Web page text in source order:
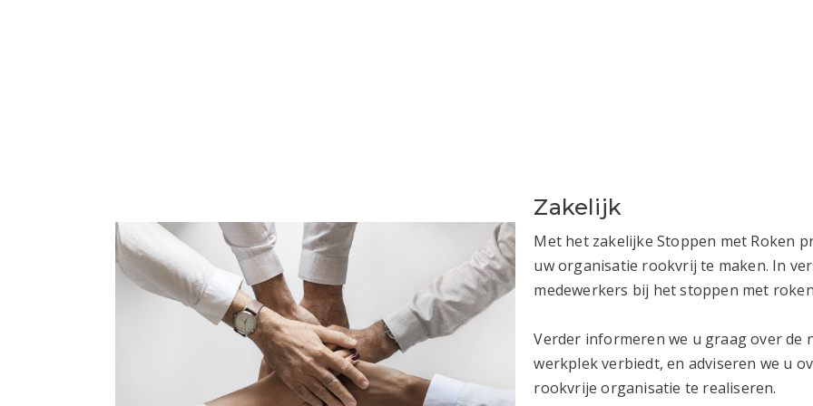
Zakelijk
Met het zakelijke Stoppen met Roken
uw organisatie rookvrij te maken. In
medewerkers bij het stoppen met
Verder informeren we u graag over de
werkplek verbiedt, en adviseren we u
rookvrije organisatie te realiseren.